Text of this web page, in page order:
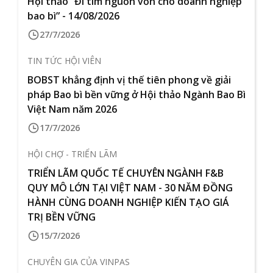
bao bì” - 14/08/2026
27/7/2026
TIN TỨC HỘI VIÊN
BOBST khẳng định vị thế tiên phong về giải
pháp Bao bì bền vững ở Hội thảo Ngành Bao Bì
Việt Nam năm 2026
17/7/2026
HỘI CHỢ - TRIỂN LÃM
TRIỂN LÃM QUỐC TẾ CHUYÊN NGÀNH F&B
QUY MÔ LỚN TẠI VIỆT NAM - 30 NĂM ĐỒNG
HÀNH CÙNG DOANH NGHIỆP KIẾN TẠO GIÁ
TRỊ BỀN VỮNG
15/7/2026
CHUYÊN GIA CỦA VINPAS